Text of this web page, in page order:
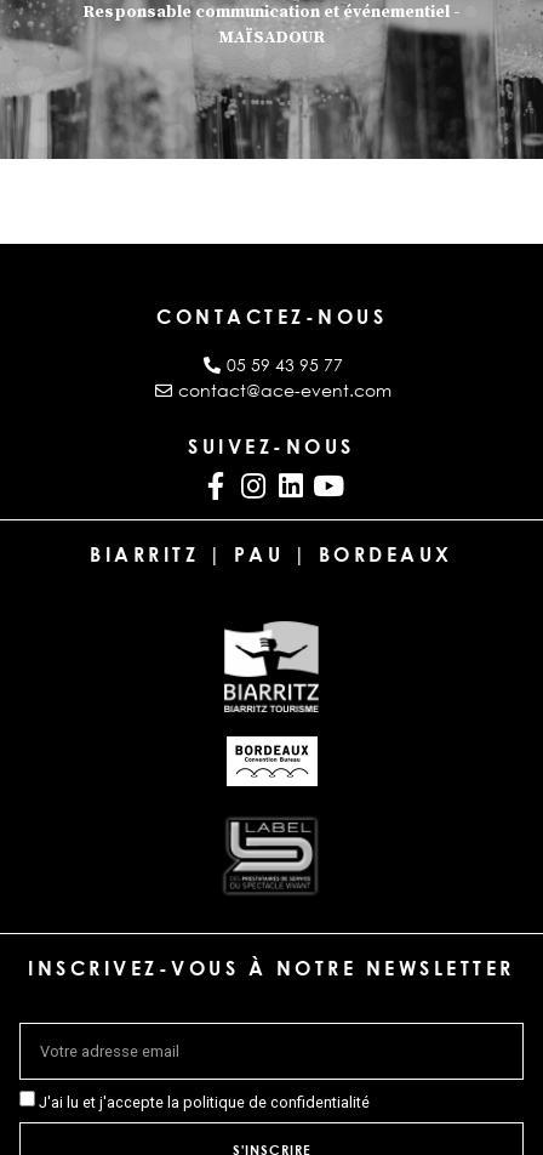
Responsable communication et événementiel -
MAÏSADOUR
CONTACTEZ-NOUS
05 59 43 95 77
contact@ace-event.com
SUIVEZ-NOUS
BIARRITZ | PAU | BORDEAUX
INSCRIVEZ-VOUS À NOTRE NEWSLETTER
J'ai lu et j'accepte la politique de confidentialité
S'INSCRIRE